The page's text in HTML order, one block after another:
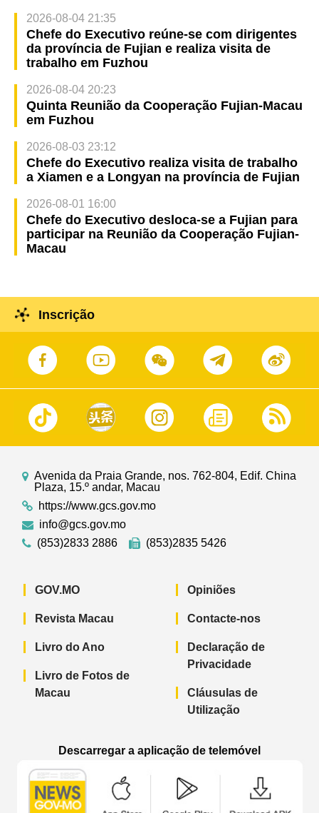
2026-08-04 21:35
Chefe do Executivo reúne-se com dirigentes
da província de Fujian e realiza visita de
trabalho em Fuzhou
2026-08-04 20:23
Quinta Reunião da Cooperação Fujian-Macau
em Fuzhou
2026-08-03 23:12
Chefe do Executivo realiza visita de trabalho
a Xiamen e a Longyan na província de Fujian
2026-08-01 16:00
Chefe do Executivo desloca-se a Fujian para
participar na Reunião da Cooperação Fujian-
Macau
Inscrição
Avenida da Praia Grande, nos. 762-804, Edif. China
Plaza, 15.º andar, Macau
https://www.gcs.gov.mo
info@gcs.gov.mo
(853)2833 2886
(853)2835 5426
GOV.MO
Revista Macau
Livro do Ano
Livro de Fotos de
Macau
Opiniões
Contacte-nos
Declaração de
Privacidade
Cláusulas de
Utilização
Descarregar a aplicação de telemóvel